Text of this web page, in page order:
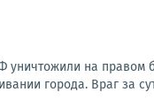
на правом
города. Враг за